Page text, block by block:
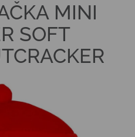
MINI
SOFT